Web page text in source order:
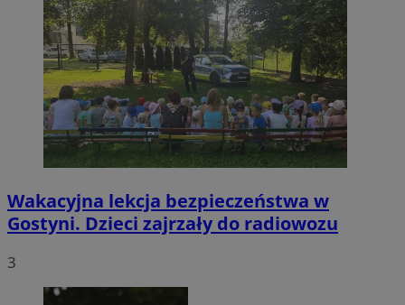
Wakacyjna lekcja bezpieczeństwa w
Gostyni. Dzieci zajrzały do radiowozu
3